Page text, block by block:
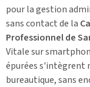
pour la gestion
sans contact de la
Professionnel de
Vitale sur
épurées s'intègrent
bureautique, sans